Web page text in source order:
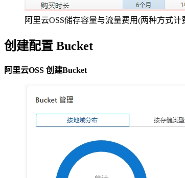
阿里云OSS储存容量与流量费用(两种方式
创建配置 Bucket
阿里云OSS 创建Bucket